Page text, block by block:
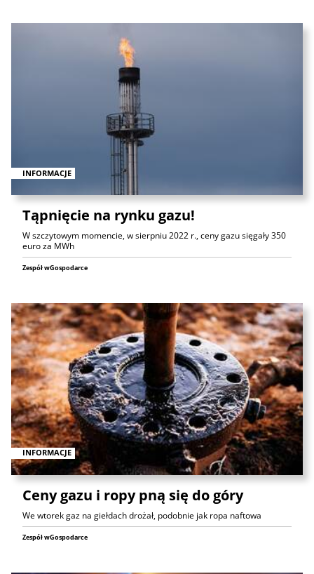
INFORMACJE
Tąpnięcie na rynku gazu!
W szczytowym momencie, w sierpniu 2022 r., ceny gazu sięgały 350
euro za MWh
Zespół wGospodarce
INFORMACJE
Ceny gazu i ropy pną się do góry
We wtorek gaz na giełdach drożał, podobnie jak ropa naftowa
Zespół wGospodarce